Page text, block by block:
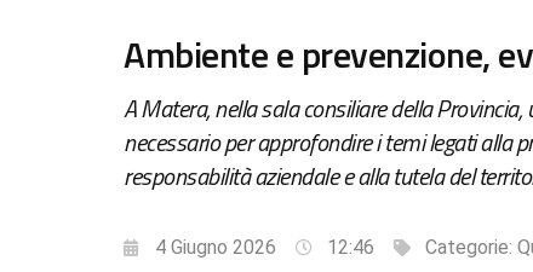
Ambiente e prevenzione,
A Matera, nella sala consiliare della
necessario per approfondire i temi legati alla
responsabilità aziendale e alla tutela del
4 Giugno 2026 12:46 Categorie: